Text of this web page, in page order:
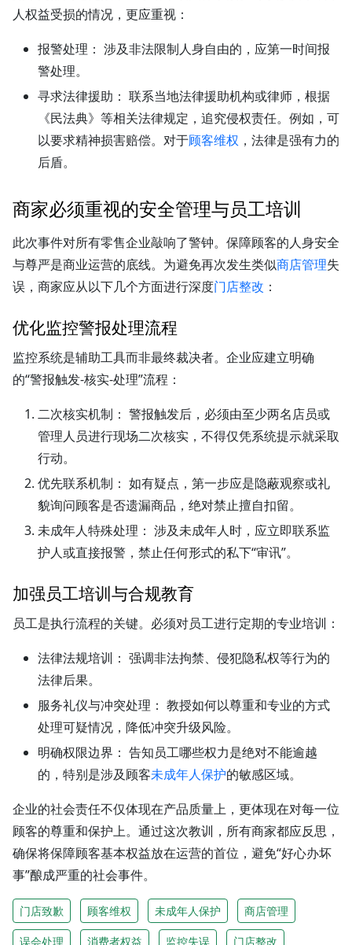
人权益受损的情况，更应重视：
报警处理： 涉及非法限制人身自由的，应第一时间报
警处理。
寻求法律援助： 联系当地法律援助机构或律师，根据
《民法典》等相关法律规定，追究侵权责任。例如，可
以要求精神损害赔偿。对于顾客维权 ，法律是强有力的
后盾。
商家必须重视的安全管理与员工培训
此次事件对所有零售企业敲响了警钟。保障顾客的人身安全
与尊严是商业运营的底线。为避免再次发生类似商店管理失
误，商家应从以下几个方面进行深度门店整改 ：
优化监控警报处理流程
监控系统是辅助工具而非最终裁决者。企业应建立明确
的“警报触发-核实-处理”流程：
二次核实机制： 警报触发后，必须由至少两名店员或
管理人员进行现场二次核实，不得仅凭系统提示就采取
行动。
优先联系机制： 如有疑点，第一步应是隐蔽观察或礼
貌询问顾客是否遗漏商品，绝对禁止擅自扣留。
未成年人特殊处理： 涉及未成年人时，应立即联系监
护人或直接报警，禁止任何形式的私下“审讯”。
加强员工培训与合规教育
员工是执行流程的关键。必须对员工进行定期的专业培训：
法律法规培训： 强调非法拘禁、侵犯隐私权等行为的
法律后果。
服务礼仪与冲突处理： 教授如何以尊重和专业的方式
处理可疑情况，降低冲突升级风险。
明确权限边界： 告知员工哪些权力是绝对不能逾越
的，特别是涉及顾客未成年人保护的敏感区域。
企业的社会责任不仅体现在产品质量上，更体现在对每一位
顾客的尊重和保护上。通过这次教训，所有商家都应反思，
确保将保障顾客基本权益放在运营的首位，避免“好心办坏
事”酿成严重的社会事件。
门店致歉 顾客维权 未成年人保护 商店管理
误会处理 消费者权益 监控失误 门店整改